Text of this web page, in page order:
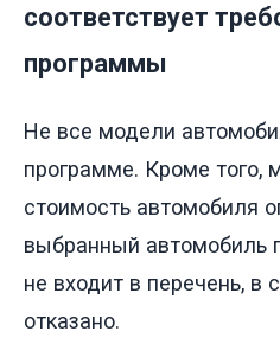
соответствует
программы
Не все модели
программе. Кроме того,
стоимость автомобиля
выбранный автомобиль
не входит в перечень, в
отказано.